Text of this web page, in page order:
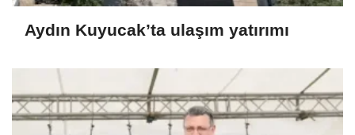
Aydın Kuyucak’ta ulaşım yatırımı